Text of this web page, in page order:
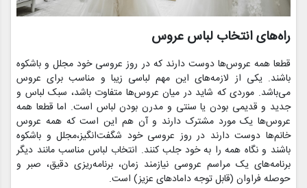
راه‌های انتخاب لباس عروس
قطعا همه عروس‌ها دوست دارند که در روز عروسی خود مجلل و باشکوه
باشند. یکی از لازمه‌های این مهم لباسی زیبا و مناسب برای عروس
می‌باشد. موردی که شاید در میان عروس‌ها متفاوت باشد، سبک لباس و
جدید و قدیمی بودن یا سنتی و مدرن بودن لباس است. اما قطعا همه
عروس‌ها یک مورد مشترک دارند و آن هم این است که همه عروس‌
خانم‌ها دوست دارند در روز عروسی خود شگفت‌انگیز،مجلل و باشکوه
باشند و نگاه همه را به خود جلب کنند. انتخاب لباس مناسب مانند دیگر
برنامه‌های یک مراسم عروسی نیازمند زمان، برنامه‌ریزی دقیق، صبر و
حوصله فراوان (قابل توجه دامادهای عزیز) است.